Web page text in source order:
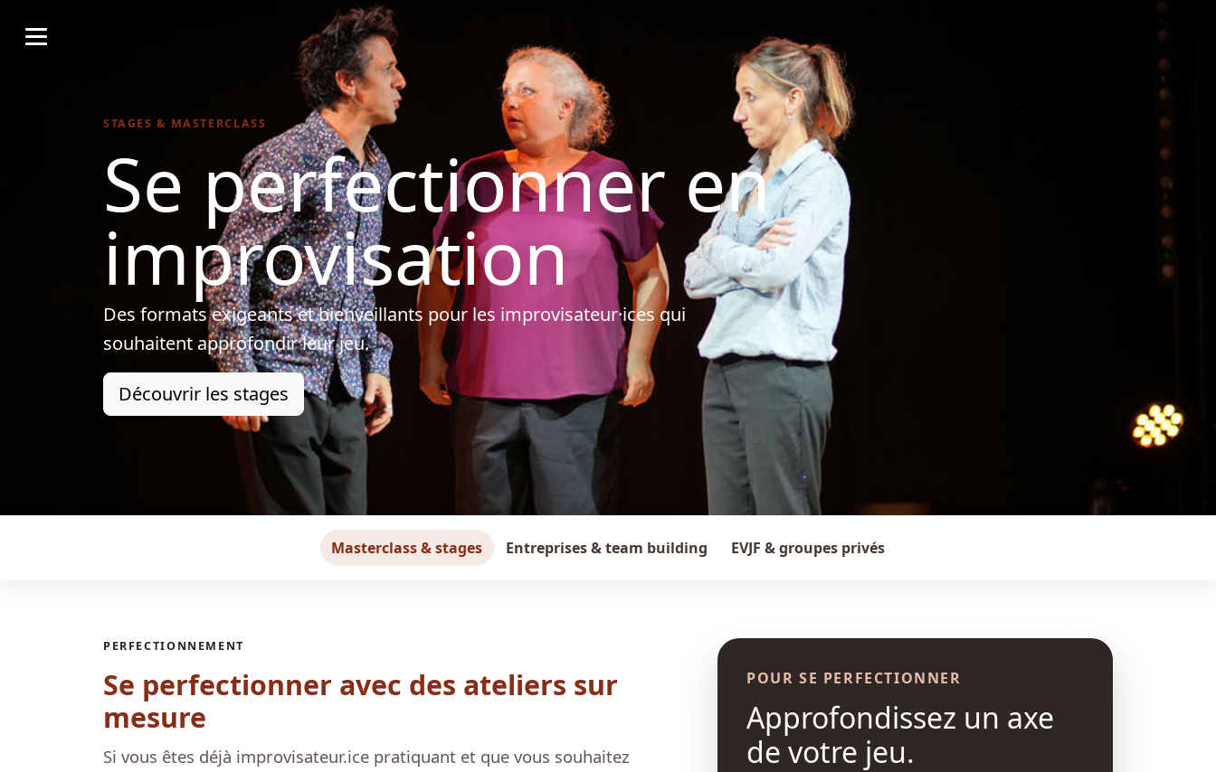
STAGES & MASTERCLASS
Se perfectionner en
improvisation
Des formats exigeants et bienveillants pour les improvisateur·ices qui
souhaitent approfondir leur jeu.
Découvrir les stages
Masterclass & stages Entreprises & team building EVJF & groupes privés
PERFECTIONNEMENT
Se perfectionner avec des ateliers sur
mesure
Si vous êtes déjà improvisateur.ice pratiquant et que vous souhaitez
POUR SE PERFECTIONNER
Approfondissez un axe
de votre jeu.